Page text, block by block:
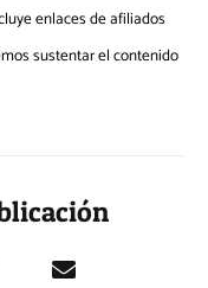
enlaces de afiliados
sustentar el contenido